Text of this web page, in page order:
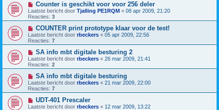
Counter is geschikt voor voor 256 deler
Laatste bericht door Tjalling PE1RQM « 08 apr 2009, 21:20
Reacties: 3
COUNTER print prototype klaar voor de test!
Laatste bericht door rbeckers « 05 apr 2009, 22:56
Reacties: 7
SA info mbt digitale besturing 2
Laatste bericht door rbeckers « 26 mar 2009, 21:41
Reacties: 2
SA info mbt digitale besturing
Laatste bericht door rbeckers « 21 mar 2009, 22:00
Reacties: 7
UDT-401 Prescaler
Laatste bericht door rbeckers « 12 mar 2009, 13:22